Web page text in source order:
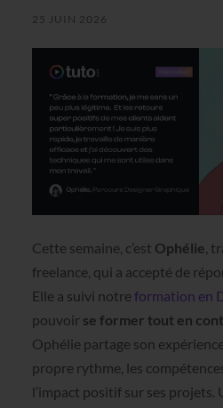
25 JUIN 2026
Cette semaine, c’est Ophélie,
freelance, qui a accepté de
Elle a suivi notreformation en
pouvoir se former tout en
Ophélie partage son
propre rythme, les
l’impact positif sur ses projets.